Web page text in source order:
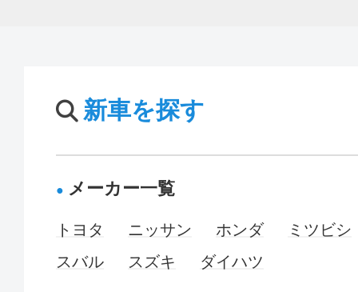
新車を探す
メーカー一覧
トヨタ ニッサン ホンダ
ミツビシ
スバル
スズキ ダイハツ